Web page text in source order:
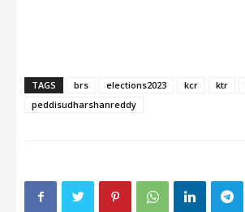
TAGS brs elections2023 kcr ktr
peddisudharshanreddy